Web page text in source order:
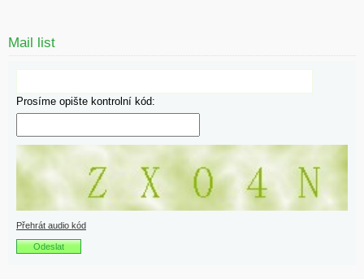
Mail list
Prosíme opište kontrolní kód:
Přehrát audio kód